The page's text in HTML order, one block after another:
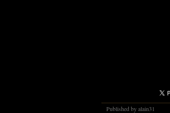
Published by alain31